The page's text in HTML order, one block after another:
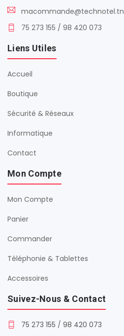
macommande@technotel.tn
75 273 155 / 98 420 073
Liens Utiles
Accueil
Boutique
Sécurité & Réseaux
Informatique
Contact
Mon Compte
Mon Compte
Panier
Commander
Téléphonie & Tablettes
Accessoires
Suivez-Nous & Contact
75 273 155 / 98 420 073